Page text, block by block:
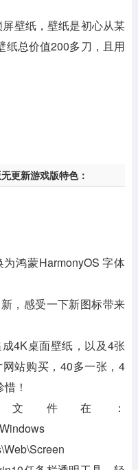
壁纸，壁纸是初心从某
纸总价值200多刀，且用
更新游戏版特色：
鸿蒙HarmonyOS 字体
，感受一下新图标带来
4K桌面壁纸，以及4张
站购买，40多一张，4
！
件在：